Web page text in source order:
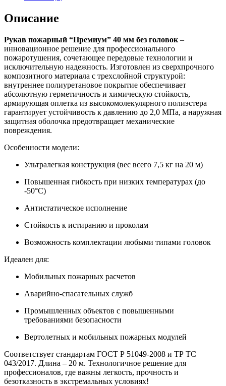
Описание
Рукав пожарный “Премиум” 40 мм без головок –
инновационное решение для профессионального
пожаротушения, сочетающее передовые технологии и
исключительную надежность. Изготовлен из сверхпрочного
композитного материала с трехслойной структурой:
внутреннее полиуретановое покрытие обеспечивает
абсолютную герметичность и химическую стойкость,
армирующая оплетка из высокомолекулярного полиэстера
гарантирует устойчивость к давлению до 2,0 МПа, а наружная
защитная оболочка предотвращает механические
повреждения.
Особенности модели:
Ультралегкая конструкция (вес всего 7,5 кг на 20 м)
Повышенная гибкость при низких температурах (до
-50°C)
Антистатическое исполнение
Стойкость к истиранию и проколам
Возможность комплектации любыми типами головок
Идеален для:
Мобильных пожарных расчетов
Аварийно-спасательных служб
Промышленных объектов с повышенными
требованиями безопасности
Вертолетных и мобильных пожарных модулей
Соответствует стандартам ГОСТ Р 51049-2008 и ТР ТС
043/2017. Длина – 20 м. Технологичное решение для
профессионалов, где важны легкость, прочность и
безотказность в экстремальных условиях!